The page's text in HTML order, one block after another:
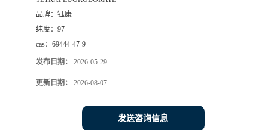
品牌： 钰康
纯度： 97
cas： 69444-47-9
发布日期： 2026-05-29
更新日期： 2026-08-07
发送咨询信息